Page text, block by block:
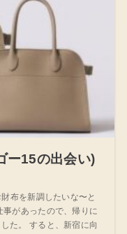
ー15の出会い)
布を新調したいな〜と
があったので、帰りに
た。 すると、新宿に向